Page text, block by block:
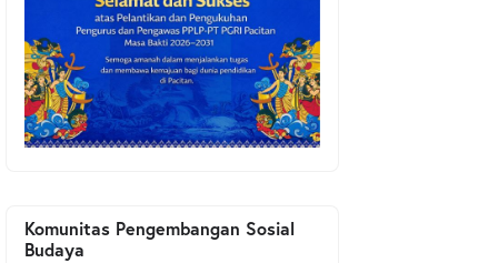
Komunitas Pengembangan Sosial
Budaya